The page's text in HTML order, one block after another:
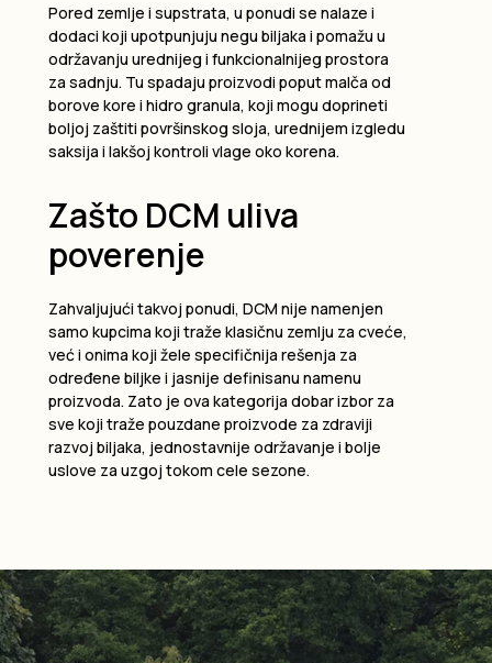
Pored zemlje i supstrata, u ponudi se nalaze i
dodaci koji upotpunjuju negu biljaka i pomažu u
održavanju urednijeg i funkcionalnijeg prostora
za sadnju. Tu spadaju proizvodi poput malča od
borove kore i hidro granula, koji mogu doprineti
boljoj zaštiti površinskog sloja, urednijem izgledu
saksija i lakšoj kontroli vlage oko korena.
Zašto DCM uliva
poverenje
Zahvaljujući takvoj ponudi, DCM nije namenjen
samo kupcima koji traže klasičnu zemlju za cveće,
već i onima koji žele specifičnija rešenja za
određene biljke i jasnije definisanu namenu
proizvoda. Zato je ova kategorija dobar izbor za
sve koji traže pouzdane proizvode za zdraviji
razvoj biljaka, jednostavnije održavanje i bolje
uslove za uzgoj tokom cele sezone.